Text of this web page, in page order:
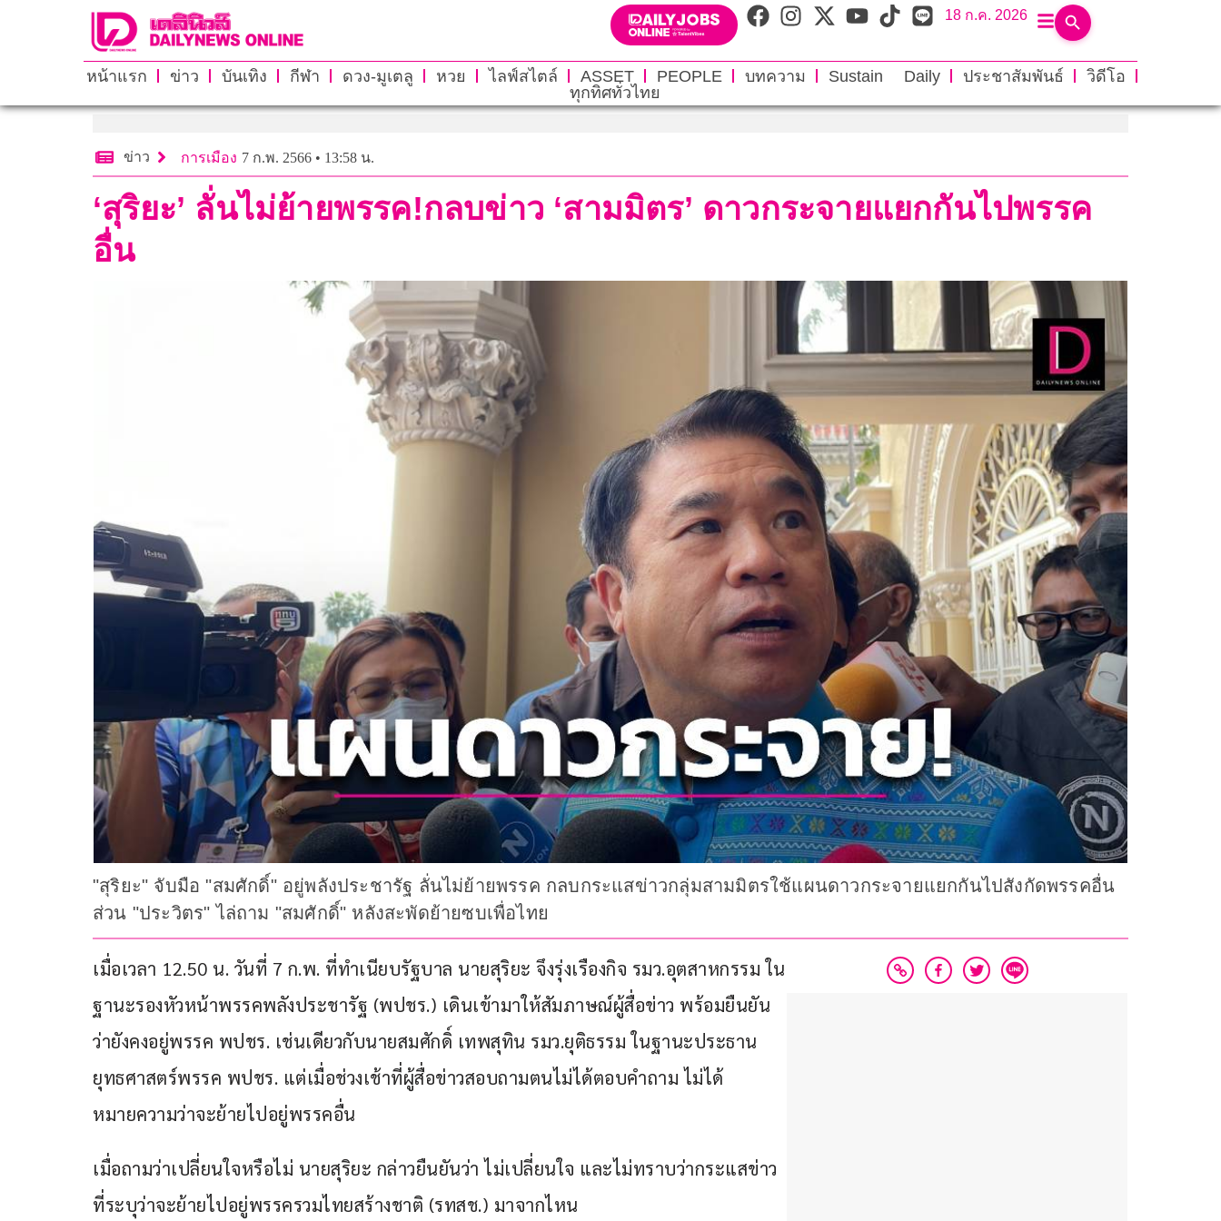
18 ก.ค. 2026
หน้าแรก ข่าว บันเทิง กีฬา ดวง-มูเตลู หวย ไลฟ์สไตล์ ASSET PEOPLE บทความ Sustain Daily ประชาสัมพันธ์
วิดีโอ
ทุกทิศทั่วไทย
ข่าว การเมือง 7 ก.พ. 2566 • 13:58 น.
‘สุริยะ’ ลั่นไม่ย้ายพรรค!กลบข่าว ‘สามมิตร’ ดาวกระจายแยกกันไปพรรค
อื่น
"สุริยะ" จับมือ "สมศักดิ์" อยู่พลังประชารัฐ ลั่นไม่ย้ายพรรค กลบกระแสข่าวกลุ่มสามมิตรใช้แผนดาวกระจายแยกกันไปสังกัดพรรคอื่น
ส่วน "ประวิตร" ไล่ถาม "สมศักดิ์" หลังสะพัดย้ายซบเพื่อไทย
เมื่อเวลา 12.50 น. วันที่ 7 ก.พ. ที่ทำเนียบรัฐบาล นายสุริยะ จึงรุ่งเรืองกิจ รมว.อุตสาหกรรม ใน
ฐานะรองหัวหน้าพรรคพลังประชารัฐ (พปชร.) เดินเข้ามาให้สัมภาษณ์ผู้สื่อข่าว พร้อมยืนยัน
ว่ายังคงอยู่พรรค พปชร. เช่นเดียวกับนายสมศักดิ์ เทพสุทิน รมว.ยุติธรรม ในฐานะประธาน
ยุทธศาสตร์พรรค พปชร. แต่เมื่อช่วงเช้าที่ผู้สื่อข่าวสอบถามตนไม่ได้ตอบคำถาม ไม่ได้
หมายความว่าจะย้ายไปอยู่พรรคอื่น
เมื่อถามว่าเปลี่ยนใจหรือไม่ นายสุริยะ กล่าวยืนยันว่า ไม่เปลี่ยนใจ และไม่ทราบว่ากระแสข่าว
ที่ระบุว่าจะย้ายไปอยู่พรรครวมไทยสร้างชาติ (รทสช.) มาจากไหน